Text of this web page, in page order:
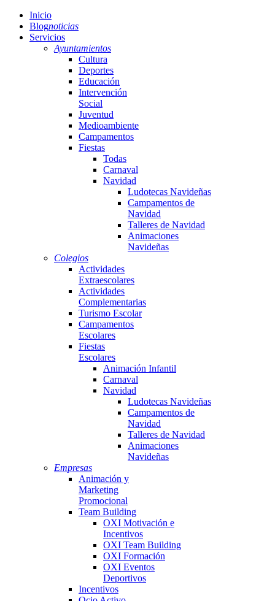
Inicio
Blognoticias
Servicios
Ayuntamientos
Cultura
Deportes
Educación
Intervención
Social
Juventud
Medioambiente
Campamentos
Fiestas
Todas
Carnaval
Navidad
Ludotecas Navideñas
Campamentos de
Navidad
Talleres de Navidad
Animaciones
Navideñas
Colegios
Actividades
Extraescolares
Actividades
Complementarias
Turismo Escolar
Campamentos
Escolares
Fiestas
Escolares
Animación Infantil
Carnaval
Navidad
Ludotecas Navideñas
Campamentos de
Navidad
Talleres de Navidad
Animaciones
Navideñas
Empresas
Animación y
Marketing
Promocional
Team Building
OXI Motivación e
Incentivos
OXI Team Building
OXI Formación
OXI Eventos
Deportivos
Incentivos